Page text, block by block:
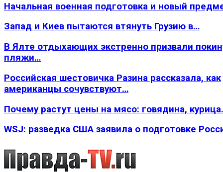
Начальная военная подготовка и новый
Запад и Киев пытаются втянуть Грузию в…
В Ялте отдыхающих экстренно призвали
пляжи…
Российская шестовичка Разина рассказала, как
американцы сочувствуют…
Почему растут цены на мясо: говядина,
WSJ: разведка США заявила о подготовке